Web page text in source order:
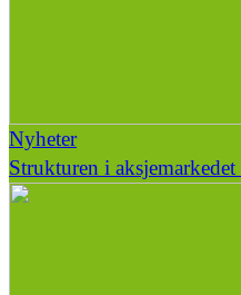
Nyheter
Strukturen i